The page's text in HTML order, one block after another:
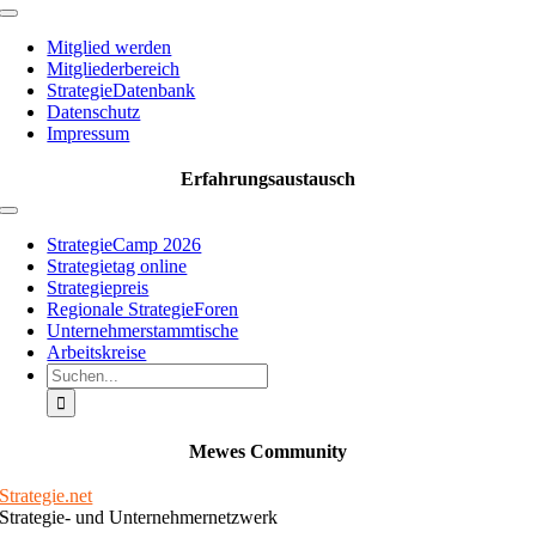
Toggle
NavigationMitglied werden
Mitgliederbereich
StrategieDatenbank
Datenschutz
Impressum
Erfahrungsaustausch
Toggle
NavigationStrategieCamp 2026
Strategietag online
Strategiepreis
Regionale StrategieForen
Unternehmerstammtische
Arbeitskreise
Suche
nach:
Mewes Community
Strategie.net
Strategie- und Unternehmernetzwerk